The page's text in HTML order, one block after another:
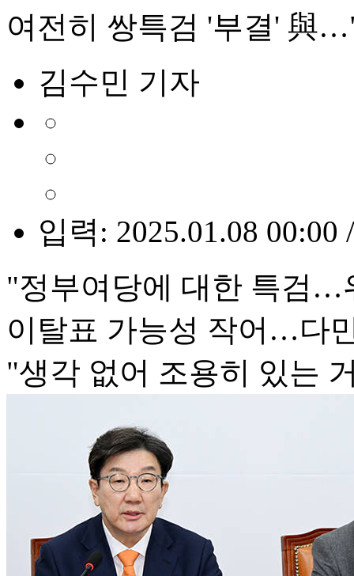
여전히 쌍특검 '부결' 與
김수민 기자
입력: 2025.01.08 00:00
"정부여당에 대한 특검…
이탈표 가능성 작어…다
"생각 없어 조용히 있는